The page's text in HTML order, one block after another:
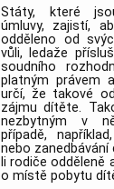
Státy, které
úmluvy, zajistí,
odděleno od
vůli, ledaže
soudního
platným právem
určí, že takové
zájmu dítěte.
nezbytným v
případě,
nebo
li rodiče odděleně
o místě pobytu